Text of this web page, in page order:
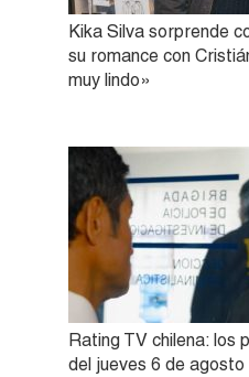
Kika Silva sorprende
su romance con
muy lindo»
Rating TV chilena: los
del jueves 6 de agosto